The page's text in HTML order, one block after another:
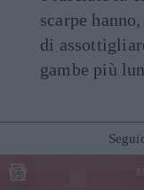
scarpe
di
gambe più